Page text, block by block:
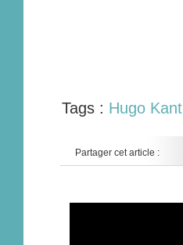
Tags : Hugo Kant
Partager cet article :